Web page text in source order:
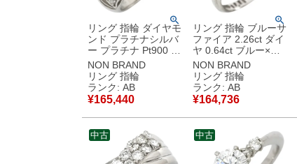
リング 指輪 ダイヤモ
ンド プラチナシルバ
ー プラチナ Pt900 パ
ヴェ 幅広 ドーム型
アラベスク 花 フラワ
ーモチーフ 13号
【中古】中古品
NON BRAND
リング 指輪
ランク: AB
¥165,440
リング 指輪 ブルーサ
ファイア 2.26ct ダイ
ヤ 0.64ct ブルー×プ
ラチナシルバー 青
Pt900 プラチナ オー
バルミックスカット
ヘイローデザイン 14
号 【中古】中古品
NON BRAND
リング 指輪
ランク: AB
¥164,736
中古 中古